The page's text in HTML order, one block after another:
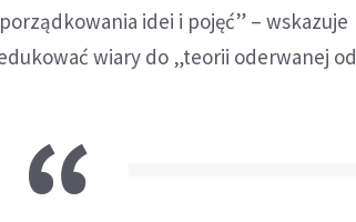
idei i pojęć” – wskazuje
wiary do „teorii oderwanej od